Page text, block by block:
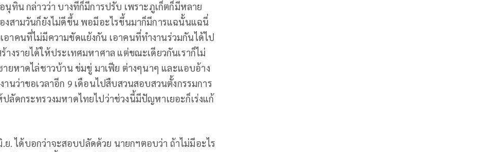
ทิน กล่าวว่า บางทีก็มีการปรับ เพราะภูเก็ตก็มีหลาย
งสามวันก็ยังไม่ดีขึ้น พอมีอะไรขึ้นมาก็มีการแฉนั้นแฉนี่
าคนที่ไม่มีความขัดแย้งกัน เอาคนที่ทำงานร่วมกันได้ไป
างรายได้ให้ประเทศมหาศาล แต่ขณะเดียวกันเราก็ไม่
ยหาดไล่ชาวบ้าน ข่มขู่ มาเฟีย ต่างๆนาๆ และแอบอ้าง
นว่าขอเวลาอีก 9 เดือนไปสืบสวนสอบสวนตั้งกรรมการ
ดกระทรวงมหาดไทยไปว่าช่วงนี้มีปัญหาเยอะก็เร่งแก้
. ได้บอกว่าจะสอบปลัดด้วย นายกฯตอบว่า ถ้าไม่มีอะไร